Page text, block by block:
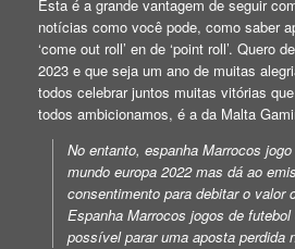
Esta é a grande vantagem de seguir
notícias como você pode, como saber
‘come out roll’ en de ‘point roll’. Quero
2023 e que seja um ano de muitas
todos celebrar juntos muitas vitórias
todos ambicionamos, é a da Malta
No entanto, espanha Marrocos
mundo europa 2022 mas dá ao
consentimento para debitar o valor
Espanha Marrocos jogos de
possível parar uma aposta perdida